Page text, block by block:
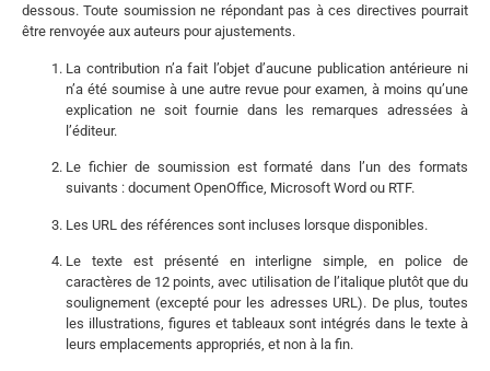
dessous. Toute soumission ne répondant pas à ces directives pourrait
être renvoyée aux auteurs pour ajustements.
La contribution n’a fait l’objet d’aucune publication antérieure ni
n’a été soumise à une autre revue pour examen, à moins qu’une
explication ne soit fournie dans les remarques adressées à
l’éditeur.
Le fichier de soumission est formaté dans l’un des formats
suivants : document OpenOffice, Microsoft Word ou RTF.
Les URL des références sont incluses lorsque disponibles.
Le texte est présenté en interligne simple, en police de
caractères de 12 points, avec utilisation de l’italique plutôt que du
soulignement (excepté pour les adresses URL). De plus, toutes
les illustrations, figures et tableaux sont intégrés dans le texte à
leurs emplacements appropriés, et non à la fin.